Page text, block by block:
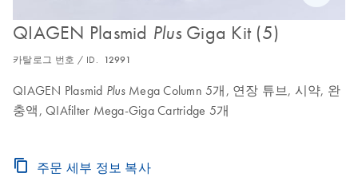
QIAGEN Plasmid PlusGiga Kit (5)
카탈로그 번호 / ID. 12991
QIAGEN Plasmid PlusMega Column 5개, 연장 튜브, 시약, 완
충액, QIAfilter Mega-Giga Cartridge 5개
주문 세부 정보 복사